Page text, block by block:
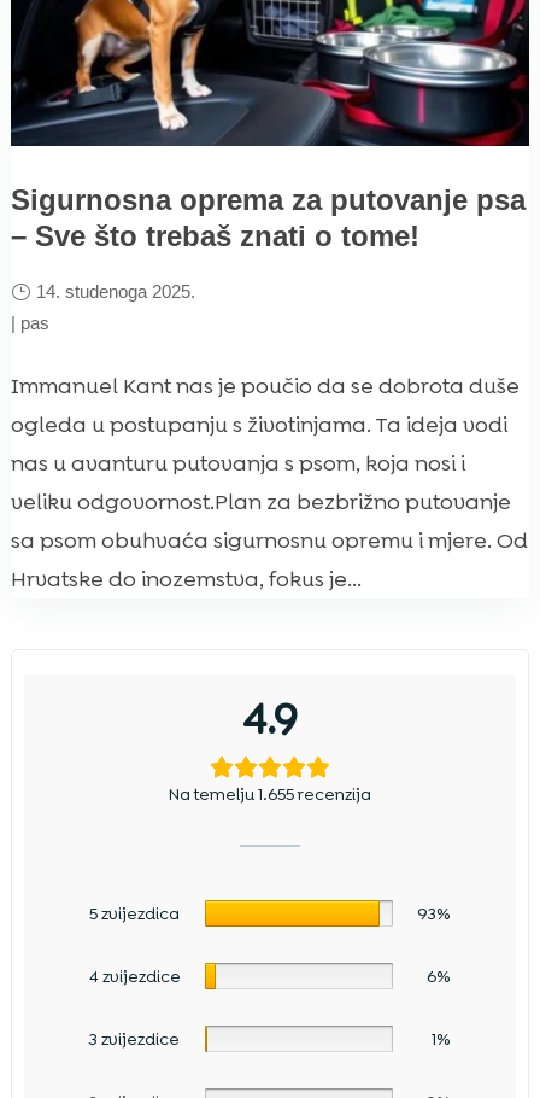
Sigurnosna oprema za putovanje psa
– Sve što trebaš znati o tome!
14. studenoga 2025.
| pas
Immanuel Kant nas je poučio da se dobrota duše
ogleda u postupanju s životinjama. Ta ideja vodi
nas u avanturu putovanja s psom, koja nosi i
veliku odgovornost.Plan za bezbrižno putovanje
sa psom obuhvaća sigurnosnu opremu i mjere. Od
Hrvatske do inozemstva, fokus je...
4.9
Na temelju 1.655 recenzija
5 zvijezdica 93%
4 zvijezdice 6%
3 zvijezdice 1%